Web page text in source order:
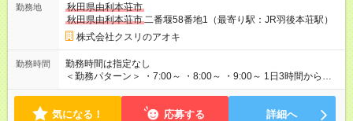
★下記当社条件に対応できる方は時給――― 8:00～17:00＋69円
★当社条件★ 近隣店舗へのヘルプが可能な方 【試用期間】試用
期間なし
勤務地
秋田県由利本荘市
秋田県由利本荘市二番堰58番地1（最寄り駅：JR羽後本荘駅）
株式会社クスリのアオキ
勤務時間
勤務時間は指定なし
＜勤務パターン＞ ・7:00～ ・8:00～ ・9:00～ 1日3時間からの
勤務OK！！ 週3日以上勤務可能な方 ※1日の実働時間が法定労働
気になる！ 応募する 詳細へ